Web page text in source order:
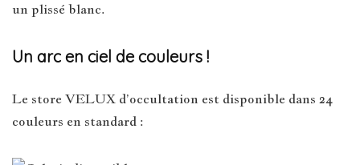
un plissé blanc.
Un arc en ciel de couleurs !
Le store VELUX d’occultation est disponible dans 24
couleurs en standard :